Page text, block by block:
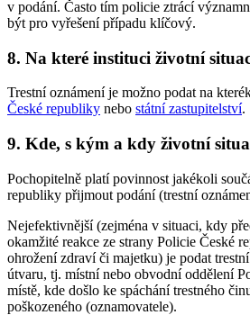
v podání. Často tím policie ztrácí
být pro vyřešení případu klíčový.
8. Na které instituci životní
Trestní oznámení je možno podat na
České republiky nebo státní zastupitelství.
9. Kde, s kým a kdy životní
Pochopitelně platí povinnost jakékoli
republiky přijmout podání (trestní
Nejefektivnější (zejména v situaci, kdy
okamžité reakce ze strany Policie České
ohrožení zdraví či majetku) je podat
útvaru, tj. místní nebo obvodní oddělení
místě, kde došlo ke spáchání trestného
poškozeného (oznamovatele).